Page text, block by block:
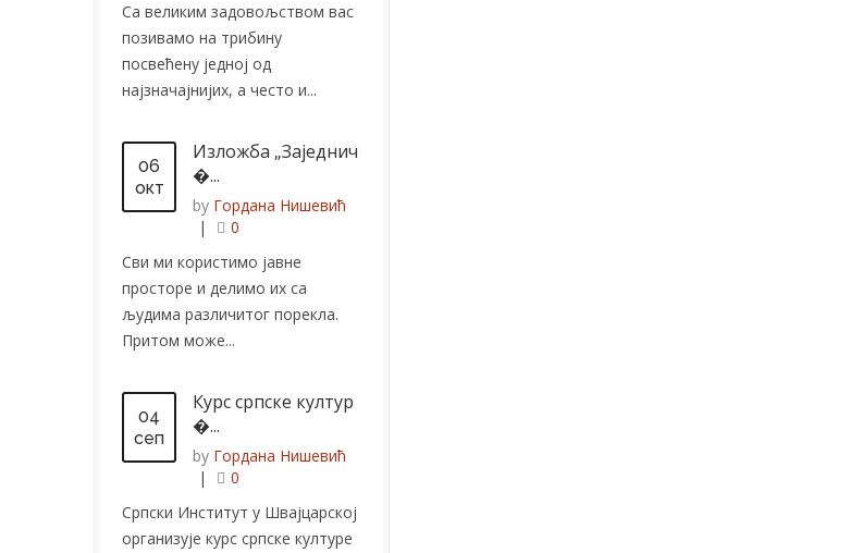
Са великим задовољством вас
позивамо на трибину
посвећену једној од
најзначајнијих, а често и...
06
окт
Изложба „Заједнич
�...
by Гордана Нишевић
|
0
Сви ми користимо јавне
просторе и делимо их са
људима различитог порекла.
Притом може...
04
сеп
Курс српске култур
�...
by Гордана Нишевић
|
0
Српски Институт у Швајцарској
организује курс српске културе